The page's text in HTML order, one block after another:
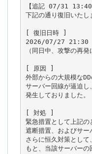
【追記 07/31 13:40
下記の通り復旧いたし
[ 復旧日時 ]
2026/07/27 21:30
（同日中、攻撃の再
[ 原因 ]
外部からの大規模な
サーバー回線が逼迫し
発生しておりました。
[ 対処 ]
緊急措置として上記
遮断措置、およびサ
さらに恒久対策とし
もと、当該サーバー